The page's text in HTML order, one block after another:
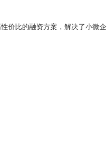
价比的融资方案，解决了小微企